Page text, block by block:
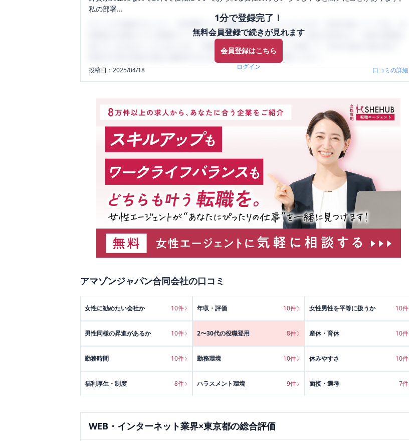
私の部署...
1分で登録完了！
無料会員登録で続きが見れます
会員登録はこちら
ログイン
口コミを1投稿するごとに、30日間口コミの閲覧ができるようになります。SHEHUB(シーハブ)は、女
性限定の企業口コミの投稿サイトです。給与面・女性の働きやすさ・会社の評判など、女性の転職は
気にすべき点がたくさんあります。先輩社員（元社員）の口コミを通して、本当の会社の姿を知り、
将来の不安や現在の悩みを解消するために、ぜひサイトをご活用ください。
投稿日：2025/04/18 口コミの詳細
アマゾンジャパン合同会社の口コミ
女性に勧めたい会社か 10件 年収・評価 10件 女性男性を平等に扱うか 10件
男性同様の昇進があるか 10件 2〜30代の役職登用 8件 産休・育休 10件
勤務時間 10件 勤務環境 10件 休みやすさ 10件
福利厚生・制度 8件 ハラスメント環境 9件 面接・選考 7件
WEB・インターネット業界×東京都の総合評価